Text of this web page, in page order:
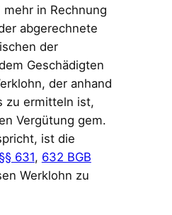
mehr in Rechnung
abgerechnete
der
Geschädigten
der anhand
zu ermitteln ist,
Vergütung gem.
ist die
631, 632 BGB
Werklohn zu